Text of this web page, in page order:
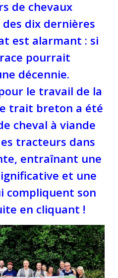
de chevaux
dix dernières
est alarmant : si
pourrait
décennie.
le travail de la
trait breton a été
cheval à viande
tracteurs dans
entraînant une
et une
compliquent son
en cliquant !